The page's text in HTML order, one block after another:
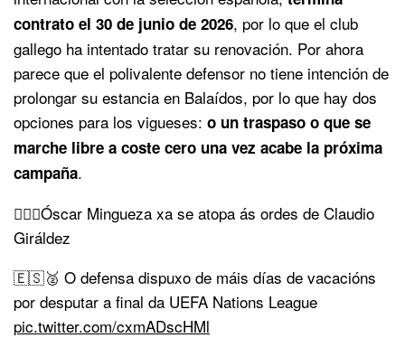
contrato el 30 de junio de 2026, por lo que el club
gallego ha intentado tratar su renovación. Por ahora
parece que el polivalente defensor no tiene intención de
prolongar su estancia en Balaídos, por lo que hay dos
opciones para los vigueses: o un traspaso o que se
marche libre a coste cero una vez acabe la próxima
campaña.
🏋️‍♂️💪Óscar Mingueza xa se atopa ás ordes de Claudio
Giráldez
🇪🇸🥈 O defensa dispuxo de máis días de vacacións
por desputar a final da UEFA Nations League
pic.twitter.com/cxmADscHMl